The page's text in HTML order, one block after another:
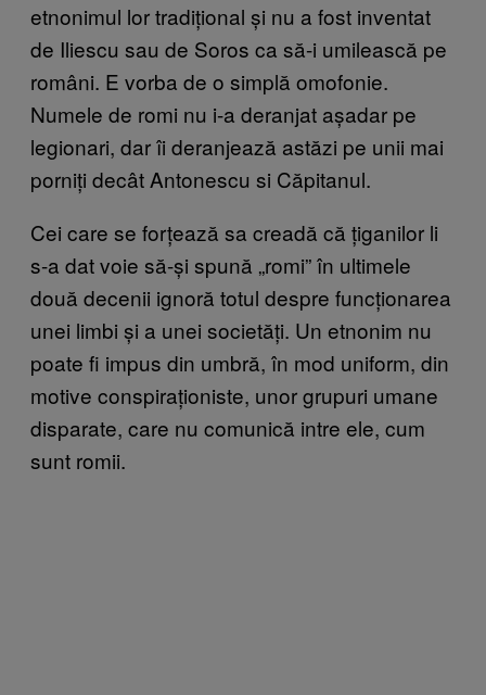
etnonimul lor tradițional și nu a fost inventat
de Iliescu sau de Soros ca să-i umilească pe
români. E vorba de o simplă omofonie.
Numele de romi nu i-a deranjat așadar pe
legionari, dar îi deranjează astăzi pe unii mai
porniți decât Antonescu si Căpitanul.
Cei care se forțează sa creadă că țiganilor li
s-a dat voie să-și spună „romi” în ultimele
două decenii ignoră totul despre funcționarea
unei limbi și a unei societăți. Un etnonim nu
poate fi impus din umbră, în mod uniform, din
motive conspiraționiste, unor grupuri umane
disparate, care nu comunică intre ele, cum
sunt romii.